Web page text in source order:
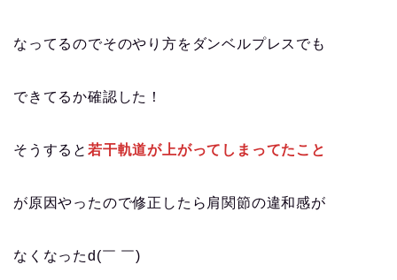
なってるのでそのやり方をダンベルプレスでも
できてるか確認した！
そうすると 若干軌道が上がってしまってたこと
が原因やったので修正したら肩関節の違和感が
なくなったd(￣ ￣)